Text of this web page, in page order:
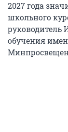
2027 года
школьного
руководитель
обучения